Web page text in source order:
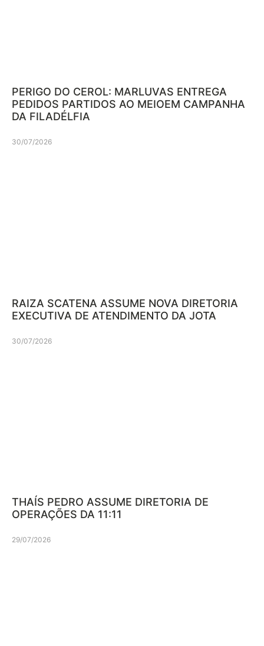
PERIGO DO CEROL: MARLUVAS ENTREGA
PEDIDOS PARTIDOS AO MEIOEM CAMPANHA
DA FILADÉLFIA
30/07/2026
RAIZA SCATENA ASSUME NOVA DIRETORIA
EXECUTIVA DE ATENDIMENTO DA JOTA
30/07/2026
THAÍS PEDRO ASSUME DIRETORIA DE
OPERAÇÕES DA 11:11
29/07/2026